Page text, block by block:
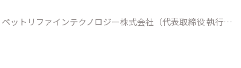
株式会社JEPLAN（代表取締役 執行役員社長：髙尾 正樹、以下「JEPLAN」）のグループ会社・ペットリファインテクノロジー株式会社（代表取締役 執行役員社長：伊賀 大悟、以下「ペットリファインテクノロジー」）が製造・販売する再生原料「HELIX™」は、キリンビール株式会社（代表取締役社長：堀口 英樹、以下「キリンビ…